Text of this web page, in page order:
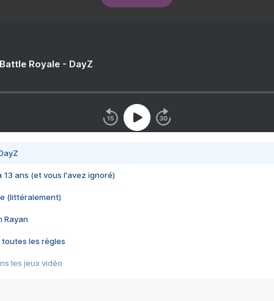
Royale - DayZ
13 ans (et vous l'avez ignoré)
(littéralement)
Rayan
toutes les règles
les jeux vidéo